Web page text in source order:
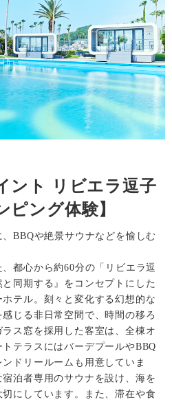
ント リビエラ逗子
ピング体験】
BBQや絶景サウナなどを愉しむ
都心から約60分の「リビエラ逗
同期する』をコンセプトにした
テル。刻々と変化する幻想的な
じる非日常空間で、時間の移ろ
ス窓を採用した客室は、全棟オ
テラスにはバーデプールやBBQ
ドリールームも用意していま
泊者専用のサウナを設け、海を
にしています。また、滞在や食